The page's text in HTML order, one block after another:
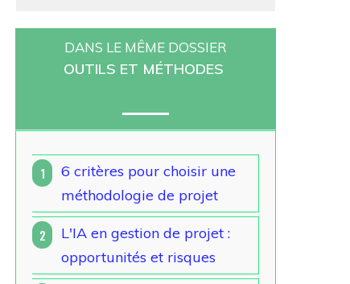
DANS LE MÊME DOSSIER
OUTILS ET MÉTHODES
1
6 critères pour choisir une
méthodologie de projet
2
L'IA en gestion de projet :
opportunités et risques